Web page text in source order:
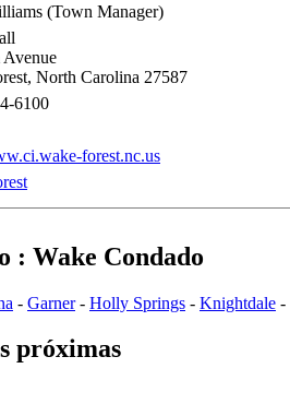
(Town Manager)
North Carolina 27587
6100
forest.nc.us
: Wake Condado
- Garner- Holly Springs - Knightdale -
próximas